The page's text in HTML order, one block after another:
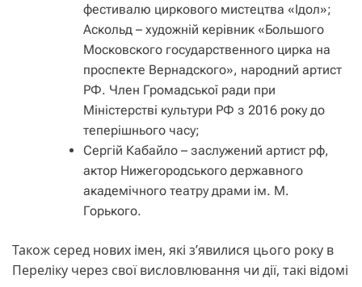
фестивалю циркового мистецтва «Ідол»;
Аскольд – художній керівник «Большого
Московского государственного цирка на
проспекте Вернадского», народний артист
РФ. Член Громадської ради при
Міністерстві культури РФ з 2016 року до
теперішнього часу;
Сергій Кабайло – заслужений артист рф,
актор Нижегородського державного
академічного театру драми ім. М.
Горького.
Також серед нових імен, які з’явилися цього року в
Переліку через свої висловлювання чи дії, такі відомі